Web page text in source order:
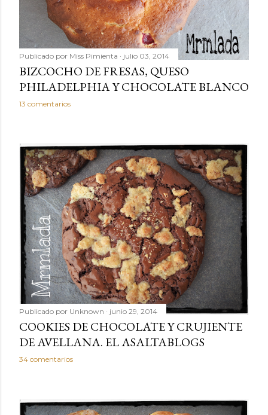
Publicado por Miss Pimienta julio 03, 2014
BIZCOCHO DE FRESAS, QUESO
PHILADELPHIA Y CHOCOLATE BLANCO
13 comentarios
Publicado por Unknown junio 29, 2014
COOKIES DE CHOCOLATE Y CRUJIENTE
DE AVELLANA. EL ASALTABLOGS
34 comentarios